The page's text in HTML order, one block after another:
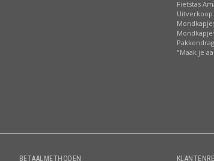
Fietstas
Uitverkoop
"Maak je
BETAALMETHODEN